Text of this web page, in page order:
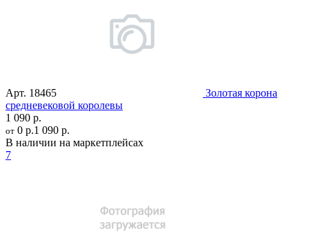
Арт. 18465
Золотая корона
средневековой королевы
1 090 р.
от 0 р.1 090 р.
В наличии на маркетплейсах
7